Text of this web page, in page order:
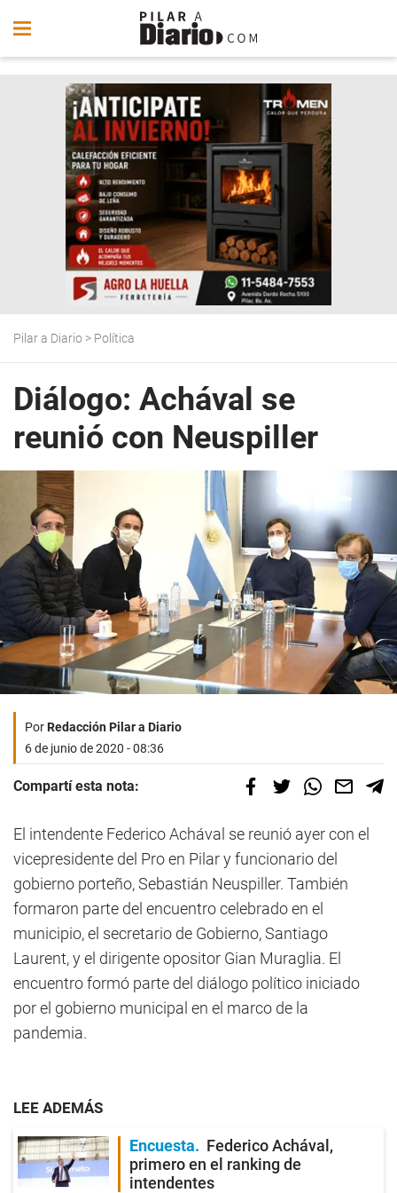
Pilar a Diario > Política
Diálogo: Achával se
reunió con Neuspiller
PorRedacción Pilar a Diario
6 de junio de 2020 - 08:36
Compartí esta nota:
El intendente Federico Achával se reunió ayer con el
vicepresidente del Pro en Pilar y funcionario del
gobierno porteño, Sebastián Neuspiller. También
formaron parte del encuentro celebrado en el
municipio, el secretario de Gobierno, Santiago
Laurent, y el dirigente opositor Gian Muraglia. El
encuentro formó parte del diálogo político iniciado
por el gobierno municipal en el marco de la
pandemia.
LEE ADEMÁS
Encuesta
Federico Achával,
primero en el ranking de
intendentes